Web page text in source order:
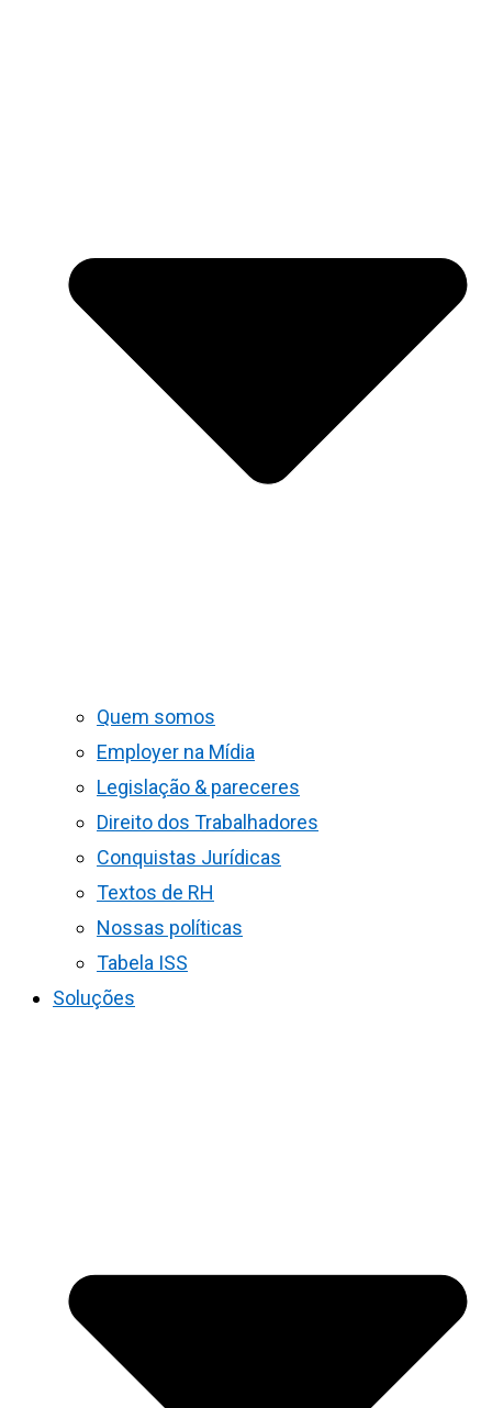
Quem somos
Employer na Mídia
Legislação & pareceres
Direito dos Trabalhadores
Conquistas Jurídicas
Textos de RH
Nossas políticas
Tabela ISS
Soluções